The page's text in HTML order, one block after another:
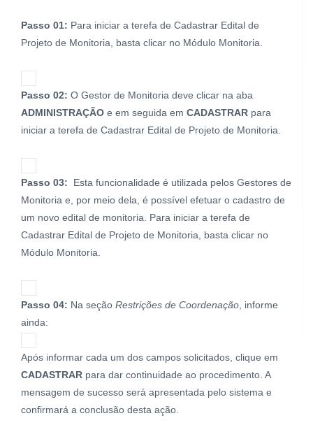
Passo 01: Para iniciar a terefa de Cadastrar Edital de
Projeto de Monitoria, basta clicar no Módulo Monitoria.
Passo 02: O Gestor de Monitoria deve clicar na aba
ADMINISTRAÇÃO e em seguida em CADASTRAR para
iniciar a terefa de Cadastrar Edital de Projeto de Monitoria.
Passo 03: Esta funcionalidade é utilizada pelos Gestores de
Monitoria e, por meio dela, é possível efetuar o cadastro de
um novo edital de monitoria. Para iniciar a terefa de
Cadastrar Edital de Projeto de Monitoria, basta clicar no
Módulo Monitoria.
Passo 04: Na seção Restrições de Coordenação , informe
ainda:
Após informar cada um dos campos solicitados, clique em
CADASTRAR para dar continuidade ao procedimento. A
mensagem de sucesso será apresentada pelo sistema e
confirmará a conclusão desta ação.